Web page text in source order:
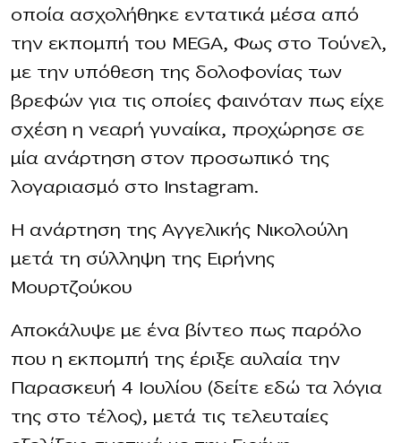
οποία ασχολήθηκε εντατικά μέσα από
την εκπομπή του MEGA, Φως στο Τούνελ,
με την υπόθεση της δολοφονίας των
βρεφών για τις οποίες φαινόταν πως είχε
σχέση η νεαρή γυναίκα, προχώρησε σε
μία ανάρτηση στον προσωπικό της
λογαριασμό στο Instagram.
Η ανάρτηση της Αγγελικής Νικολούλη
μετά τη σύλληψη της Ειρήνης
Μουρτζούκου
Αποκάλυψε με ένα βίντεο πως παρόλο
που η εκπομπή της έριξε αυλαία την
Παρασκευή 4 Ιουλίου (δείτε εδώ τα λόγια
της στο τέλος), μετά τις τελευταίες